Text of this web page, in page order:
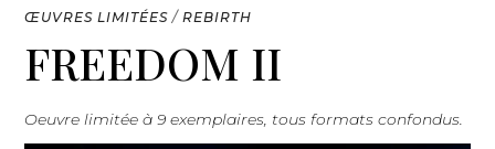
ŒUVRES LIMITÉES /REBIRTH
FREEDOM II
Oeuvre limitée à 9 exemplaires, tous formats confondus.